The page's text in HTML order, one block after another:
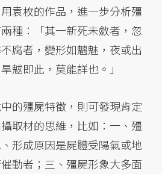
袁枚的作品，進一步分析殭
種：「其一新死未斂者，忽
腐者，變形如魑魅，夜或出
魃即此，莫能詳也。」
的殭屍特徵，則可發現肯定
取材的思維，比如：一、殭
形成原因是屍體受陽氣或地
動者；三、殭屍形象大多面